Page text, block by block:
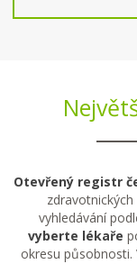
Otevřený registr
vyhledávání
vyberte lékaře
okresu